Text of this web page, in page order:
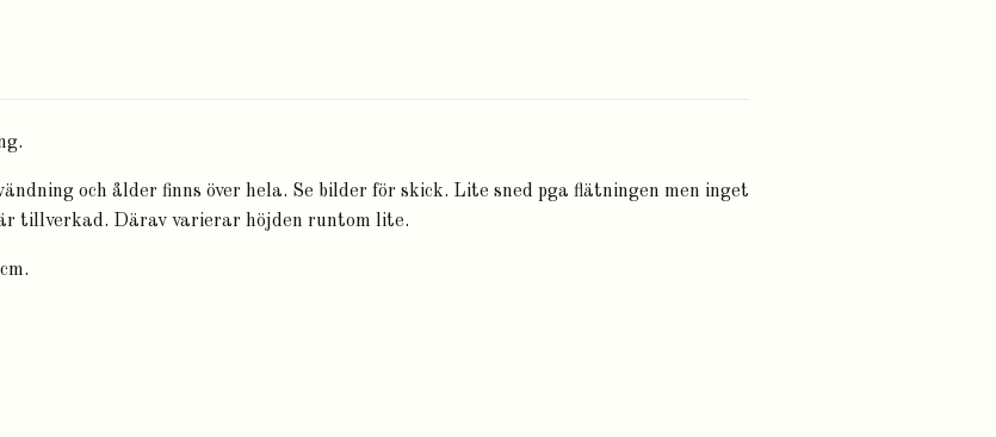
och ålder finns över hela. Se bilder för skick. Lite sned pga flätningen men inget
tillverkad. Därav varierar höjden runtom lite.